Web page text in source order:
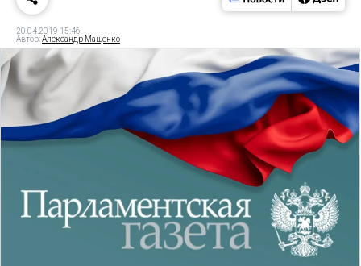
20.04.2019 15:46
Автор:Александр Мащенко